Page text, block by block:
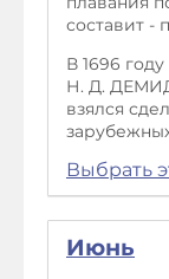
составит -
В 1696
Н. Д.
взялся
Выбрать
Июнь